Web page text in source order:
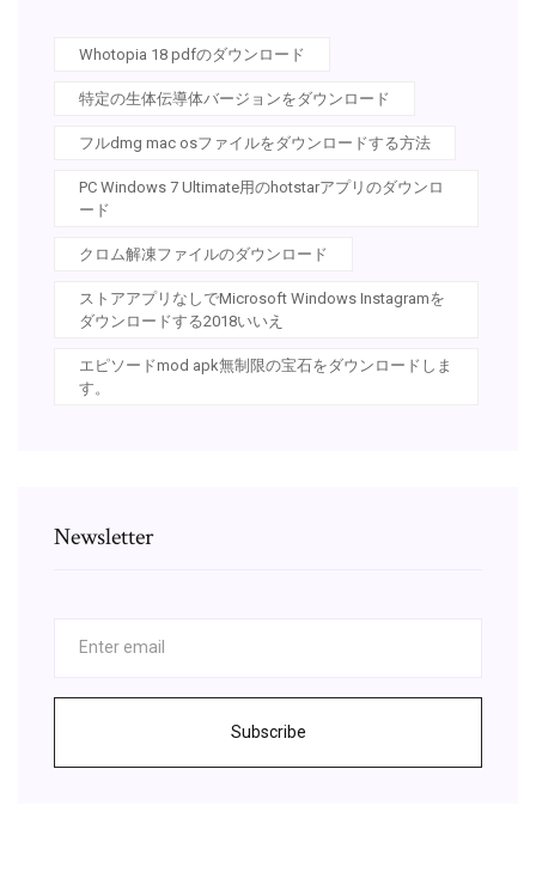
Whotopia 18 pdfのダウンロード
特定の生体伝導体バージョンをダウンロード
フルdmg mac osファイルをダウンロードする方法
PC Windows 7 Ultimate用のhotstarアプリのダウンロ
ード
クロム解凍ファイルのダウンロード
ストアアプリなしでMicrosoft Windows Instagramを
ダウンロードする2018いいえ
エピソードmod apk無制限の宝石をダウンロードしま
す。
Newsletter
Subscribe